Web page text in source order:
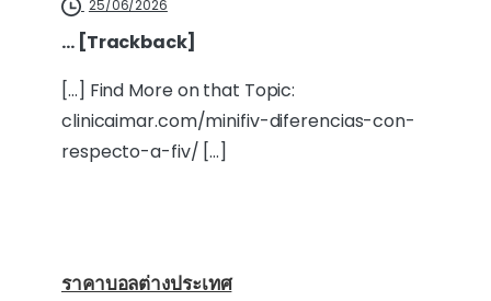
25/06/2026
… [Trackback]
[…] Find More on that Topic:
clinicaimar.com/minifiv-diferencias-con-
respecto-a-fiv/ […]
ราคาบอลต่างประเทศ